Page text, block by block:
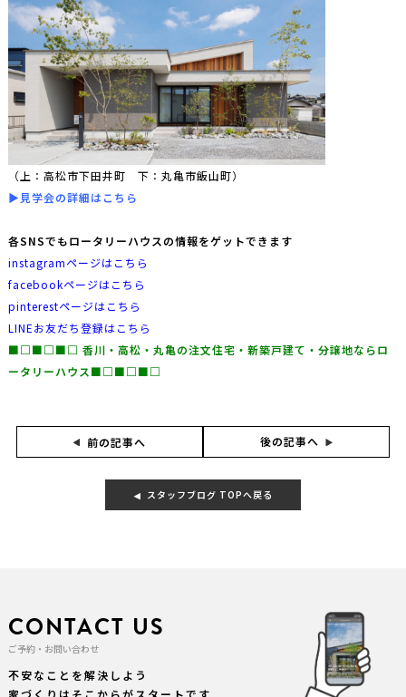
（上：高松市下田井町 下：丸亀市飯山町）
▶見学会の詳細はこちら
各SNSでもロータリーハウスの情報をゲットできます
instagramページはこちら
facebookページはこちら
pinterestページはこちら
LINEお友だち登録はこちら
■□■□■□ ⾹川・⾼松・丸⻲の注文住宅・新築⼾建て・分譲地ならロ
ータリーハウス■□■□■□
前の記事へ 後の記事へ
スタッフブログ TOPへ戻る
CONTACT US
ご予約・お問い合わせ
不安なことを解決しよう